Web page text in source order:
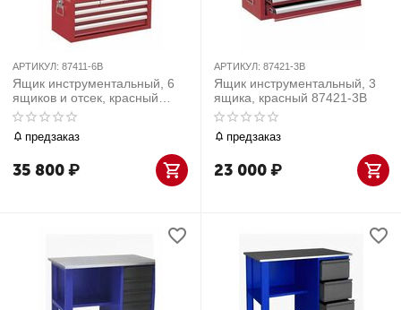
АРТИКУЛ: 87411-6B
Ящик инструментальный, 6
ящиков и отсек, красный
87411-6B
предзаказ
35 800₽
АРТИКУЛ: 87421-3B
Ящик инструментальный, 3
ящика, красный 87421-3B
предзаказ
23 000₽